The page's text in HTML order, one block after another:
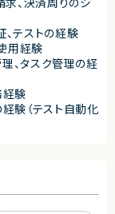
、テストの経験
用経験
、タスク管理の経
経験
験（テスト自動化